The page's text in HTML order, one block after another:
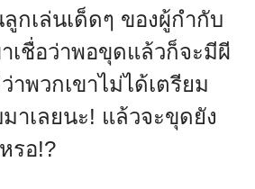
กเล่นเด็ดๆ ของผู้กำกับ
เชื่อว่าพอขุดแล้วก็จะมีผี
าพวกเขาไม่ได้เตรียม
าเลยนะ! แล้วจะขุดยัง
รอ!?